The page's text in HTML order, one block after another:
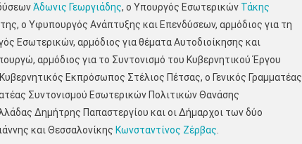
Άδωνις Γεωργιάδης, ο Υπουργός Εσωτερικών Τάκης
ο Υφυπουργός Ανάπτυξης και Επενδύσεων, αρμόδιος για τη
Εσωτερικών, αρμόδιος για θέματα Αυτοδιοίκησης και
αρμόδιος για το Συντονισμό του Κυβερνητικού Έργου
Εκπρόσωπος Στέλιος Πέτσας, ο Γενικός Γραμματέας
Συντονισμού Εσωτερικών Πολιτικών Θανάσης
Δημήτρης Παπαστεργίου και οι Δήμαρχοι των δύο
και Θεσσαλονίκης Κωνσταντίνος Ζέρβας.